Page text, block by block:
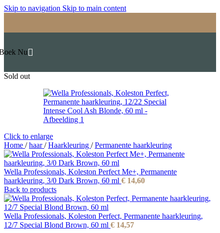
Skip to navigation Skip to main content
Nu
Sold out
Click to enlarge
Home / haar/ Haarkleuring / Permanente haarkleuring
Wella Professionals, Koleston Perfect Me+, Permanente
haarkleuring, 3/0 Dark Brown, 60 ml € 14,60
Back to products
Wella Professionals, Koleston Perfect, Permanente haarkleuring,
12/7 Special Blond Brown, 60 ml € 14,57